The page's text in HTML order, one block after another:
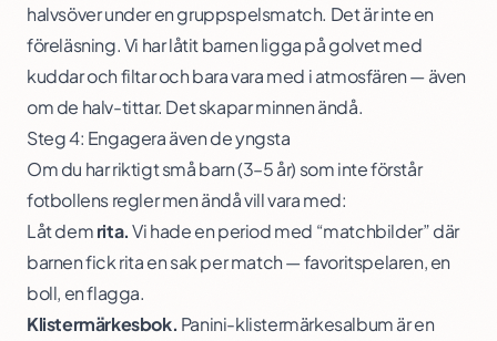
halvsöver under en gruppspelsmatch. Det är inte en
föreläsning. Vi har låtit barnen ligga på golvet med
kuddar och filtar och bara vara med i atmosfären — även
om de halv-tittar. Det skapar minnen ändå.
Steg 4: Engagera även de yngsta
Om du har riktigt små barn (3–5 år) som inte förstår
fotbollens regler men ändå vill vara med:
Låt demrita.Vi hade en period med “matchbilder” där
barnen fick rita en sak per match — favoritspelaren, en
boll, en flagga.
Klistermärkesbok. Panini-klistermärkesalbum är en